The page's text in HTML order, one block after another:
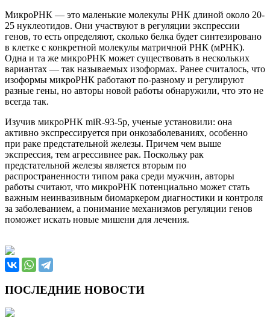
МикроРНК — это маленькие молекулы РНК длиной около 20-
25 нуклеотидов. Они участвуют в регуляции экспрессии
генов, то есть определяют, сколько белка будет синтезировано
в клетке с конкретной молекулы матричной РНК (мРНК).
Одна и та же микроРНК может существовать в нескольких
вариантах — так называемых изоформах. Ранее считалось, что
изоформы микроРНК работают по-разному и регулируют
разные гены, но авторы новой работы обнаружили, что это не
всегда так.
Изучив микроРНК miR-93-5р, ученые установили: она
активно экспрессируется при онкозаболеваниях, особенно
при раке предстательной железы. Причем чем выше
экспрессия, тем агрессивнее рак. Поскольку рак
предстательной железы является вторым по
распространенности типом рака среди мужчин, авторы
работы считают, что микроРНК потенциально может стать
важным неинвазивным биомаркером диагностики и контроля
за заболеванием, а понимание механизмов регуляции генов
поможет искать новые мишени для лечения.
ПОСЛЕДНИЕ НОВОСТИ